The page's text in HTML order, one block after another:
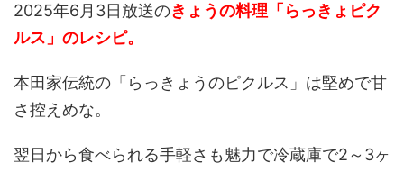
2025年6月3日放送のきょうの料理「らっきょピク
ルス」のレシピ。
本田家伝統の「らっきょうのピクルス」は堅めで甘
さ控えめな。
翌日から食べられる手軽さも魅力で冷蔵庫で2～3ヶ